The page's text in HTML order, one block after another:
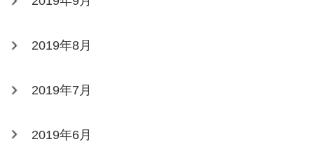
2019年8月
2019年7月
2019年6月